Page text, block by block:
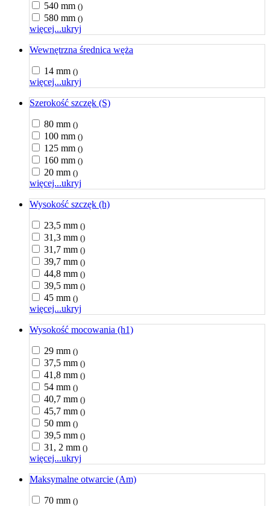
540 mm ()
580 mm ()
więcej...ukryj
Wewnętrzna średnica węża
14 mm ()
więcej...ukryj
Szerokość szczęk (S)
80 mm ()
100 mm ()
125 mm ()
160 mm ()
20 mm ()
więcej...ukryj
Wysokość szczęk (h)
23,5 mm ()
31,3 mm ()
31,7 mm ()
39,7 mm ()
44,8 mm ()
39,5 mm ()
45 mm ()
więcej...ukryj
Wysokość mocowania (h1)
29 mm ()
37,5 mm ()
41,8 mm ()
54 mm ()
40,7 mm ()
45,7 mm ()
50 mm ()
39,5 mm ()
31, 2 mm ()
więcej...ukryj
Maksymalne otwarcie (Am)
70 mm ()